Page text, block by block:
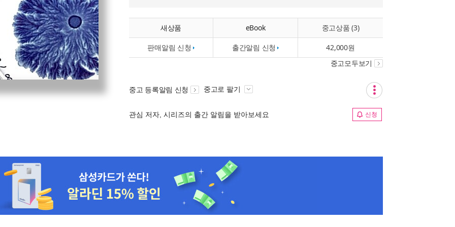
새상품 eBook 중고상품 (3)
판매알림 신청 출간알림 신청 42,000원
중고모두보기
중고 등록알림 신청 중고로 팔기
관심 저자, 시리즈의 출간 알림을 받아보세요 신청